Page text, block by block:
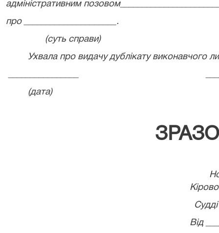
адміністративним
про _____________________.
(суть справи)
Ухвала про видачу дублікату виконавчого
(дата)
Судді
Від